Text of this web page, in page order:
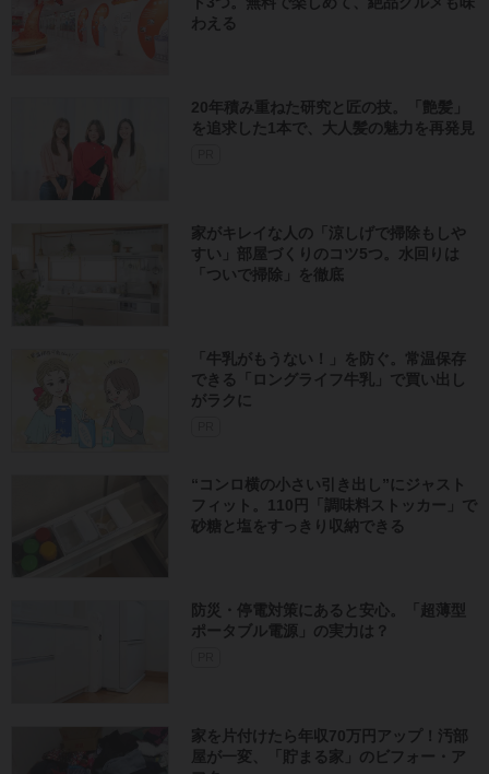
わえる
20年積み重ねた研究と匠の技。「艶髪」
を追求した1本で、大人髪の魅力を再発見
家がキレイな人の「涼しげで掃除もしや
すい」部屋づくりのコツ5つ。水回りは
「ついで掃除」を徹底
「牛乳がもうない！」を防ぐ。常温保存
できる「ロングライフ牛乳」で買い出し
がラクに
“コンロ横の小さい引き出し”にジャスト
フィット。110円「調味料ストッカー」で
砂糖と塩をすっきり収納できる
防災・停電対策にあると安心。「超薄型
ポータブル電源」の実力は？​
家を片付けたら年収70万円アップ！汚部
屋が一変、「貯まる家」のビフォー・ア